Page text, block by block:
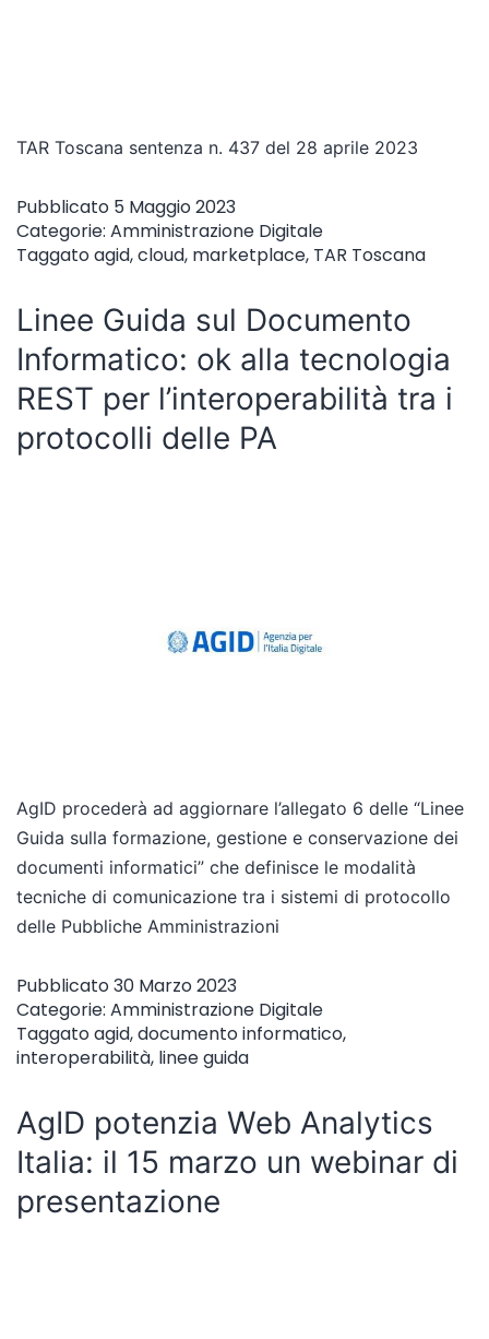
TAR Toscana sentenza n. 437 del 28 aprile 2023
Pubblicato 5 Maggio 2023
Categorie: Amministrazione Digitale
Taggatoagid,cloud, marketplace, TAR Toscana
Linee Guida sul Documento
Informatico: ok alla tecnologia
REST per l’interoperabilità tra i
protocolli delle PA
AgID procederà ad aggiornare l’allegato 6 delle “Linee
Guida sulla formazione, gestione e conservazione dei
documenti informatici” che definisce le modalità
tecniche di comunicazione tra i sistemi di protocollo
delle Pubbliche Amministrazioni
Pubblicato30 Marzo 2023
Categorie: Amministrazione Digitale
Taggatoagid,documento informatico,
interoperabilità, linee guida
AgID potenzia Web Analytics
Italia: il 15 marzo un webinar di
presentazione